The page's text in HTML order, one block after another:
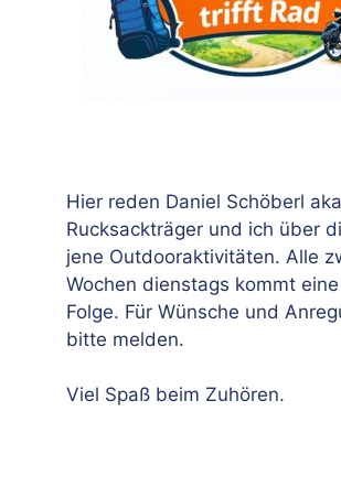
Hier reden Daniel Schöberl aka
Rucksackträger und ich über
jene Outdooraktivitäten. Alle
Wochen dienstags kommt
Folge. Für Wünsche und
bitte melden.
Viel Spaß beim Zuhören.